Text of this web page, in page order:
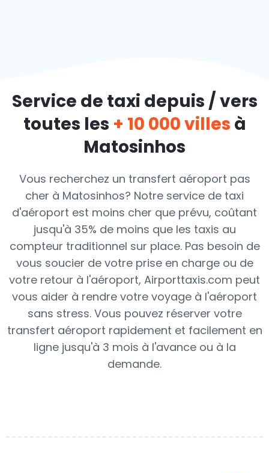
Service de taxi depuis / vers
toutes les + 10 000 villes à
Matosinhos
Vous recherchez un transfert aéroport pas
cher à Matosinhos? Notre service de taxi
d'aéroport est moins cher que prévu, coûtant
jusqu'à 35% de moins que les taxis au
compteur traditionnel sur place. Pas besoin de
vous soucier de votre prise en charge ou de
votre retour à l'aéroport, Airporttaxis.com peut
vous aider à rendre votre voyage à l'aéroport
sans stress. Vous pouvez réserver votre
transfert aéroport rapidement et facilement en
ligne jusqu'à 3 mois à l'avance ou à la
demande.